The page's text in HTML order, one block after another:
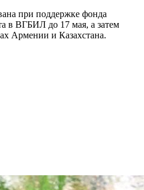
при поддержке фонда
в ВГБИЛ до 17 мая, а затем
Армении и Казахстана.